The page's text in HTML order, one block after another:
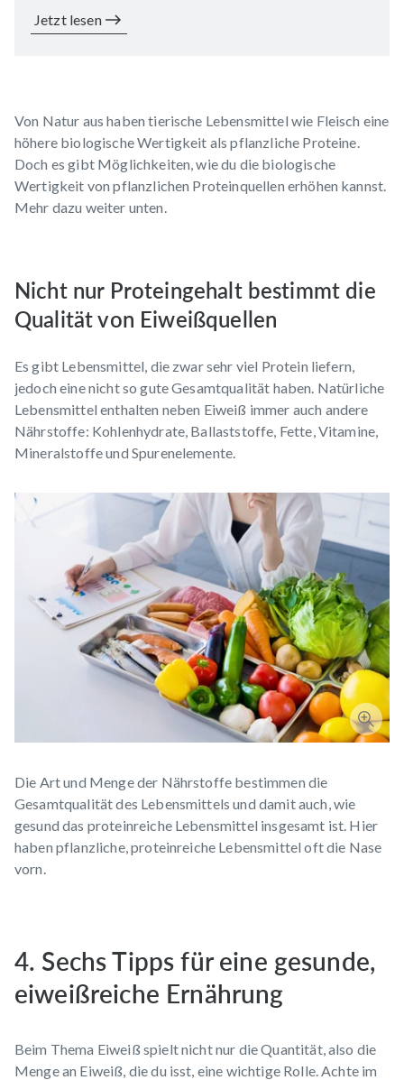
Jetzt lesen
Von Natur aus haben tierische Lebensmittel wie Fleisch eine
höhere biologische Wertigkeit als pflanzliche Proteine.
Doch es gibt Möglichkeiten, wie du die biologische
Wertigkeit von pflanzlichen Proteinquellen erhöhen kannst.
Mehr dazu weiter unten.
Nicht nur Proteingehalt bestimmt die
Qualität von Eiweißquellen
Es gibt Lebensmittel, die zwar sehr viel Protein liefern,
jedoch eine nicht so gute Gesamtqualität haben. Natürliche
Lebensmittel enthalten neben Eiweiß immer auch andere
Nährstoffe: Kohlenhydrate, Ballaststoffe, Fette, Vitamine,
Mineralstoffe und Spurenelemente.
Die Art und Menge der Nährstoffe bestimmen die
Gesamtqualität des Lebensmittels und damit auch, wie
gesund das proteinreiche Lebensmittel insgesamt ist. Hier
haben pflanzliche, proteinreiche Lebensmittel oft die Nase
vorn.
4. Sechs Tipps für eine gesunde,
eiweißreiche Ernährung
Beim Thema Eiweiß spielt nicht nur die Quantität, also die
Menge an Eiweiß, die du isst, eine wichtige Rolle. Achte im